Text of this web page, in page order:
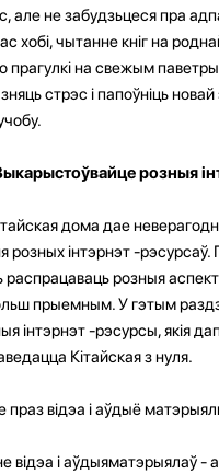
але не забудзьцеся пра
хобі, чытанне кніг на
прагулкі на свежым
стрэс і папоўніць новай
розныя
дома дае
розных інтэрнэт -рэсурсаў.
розныя
прыемным. У гэтым
інтэрнэт -рэсурсы, якія
Кітайская з нуля.
праз відэа і аўдыё
відэа і аўдыяматэрыялаў -